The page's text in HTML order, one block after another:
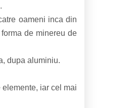
oameni inca din
de minereu de
dupa aluminiu.
iar cel mai